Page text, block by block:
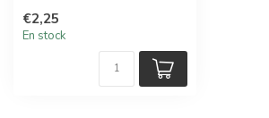
€2,25
En stock